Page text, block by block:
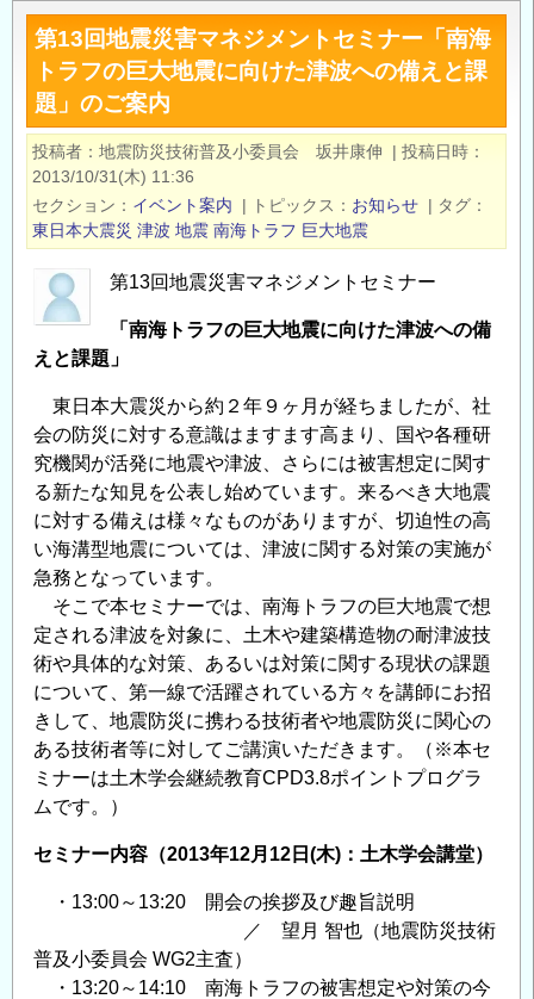
堆
積
物
巡
検：
参
者
募
集
中
第13回地震災害マネジメントセミナー「南海
トラフの巨大地震に向けた津波への備えと課
題」のご案内
投稿者 地震防災技術普及小委員会 坂井康伸 | 投稿日時
2013/10/31(木) 11:36
セクション
イベント案内 | トピックス お知らせ | タグ
東日本大震災 津波 地震 南海トラフ 巨大地震
第13回地震災害マネジメントセミナー
「南海トラフの巨大地震に向けた津波への備
えと課題」
東日本大震災から約２年９ヶ月が経ちましたが、社
会の防災に対する意識はますます高まり、国や各種研
究機関が活発に地震や津波、さらには被害想定に関す
る新たな知見を公表し始めています。来るべき大地震
に対する備えは様々なものがありますが、切迫性の高
い海溝型地震については、津波に関する対策の実施が
急務となっています。
そこで本セミナーでは、南海トラフの巨大地震で想
定される津波を対象に、土木や建築構造物の耐津波技
術や具体的な対策、あるいは対策に関する現状の課題
について、第一線で活躍されている方々を講師にお招
きして、地震防災に携わる技術者や地震防災に関心の
ある技術者等に対してご講演いただきます。（※本セ
ミナーは土木学会継続教育CPD3.8ポイントプログラ
ムです。）
セミナー内容（2013年12月12日(木)：土木学会講堂）
・13:00～13:20 開会の挨拶及び趣旨説明
／ 望月 智也（地震防災技術
普及小委員会 WG2主査）
・13:20～14:10 南海トラフの被害想定や対策の今